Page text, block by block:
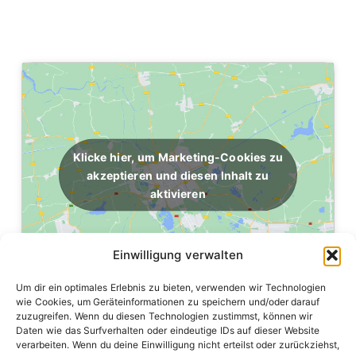
Einwilligung verwalten
Um dir ein optimales Erlebnis zu bieten, verwenden wir Technologien
wie Cookies, um Geräteinformationen zu speichern und/oder darauf
zuzugreifen. Wenn du diesen Technologien zustimmst, können wir
Daten wie das Surfverhalten oder eindeutige IDs auf dieser Website
verarbeiten. Wenn du deine Einwilligung nicht erteilst oder zurückziehst,
Klicke hier, um Marketing-Cookies zu
akzeptieren und diesen Inhalt zu
aktivieren